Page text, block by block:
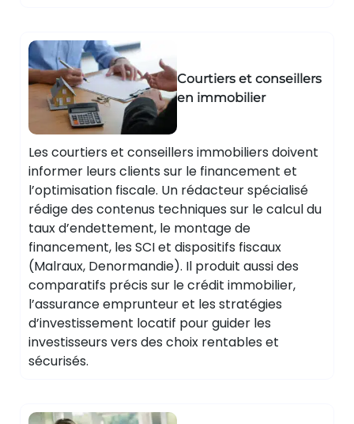
Courtiers et conseillers
en immobilier
Les courtiers et conseillers immobiliers doivent
informer leurs clients sur le financement et
l’optimisation fiscale. Un rédacteur spécialisé
rédige des contenus techniques sur le calcul du
taux d’endettement, le montage de
financement, les SCI et dispositifs fiscaux
(Malraux, Denormandie). Il produit aussi des
comparatifs précis sur le crédit immobilier,
l’assurance emprunteur et les stratégies
d’investissement locatif pour guider les
investisseurs vers des choix rentables et
sécurisés.